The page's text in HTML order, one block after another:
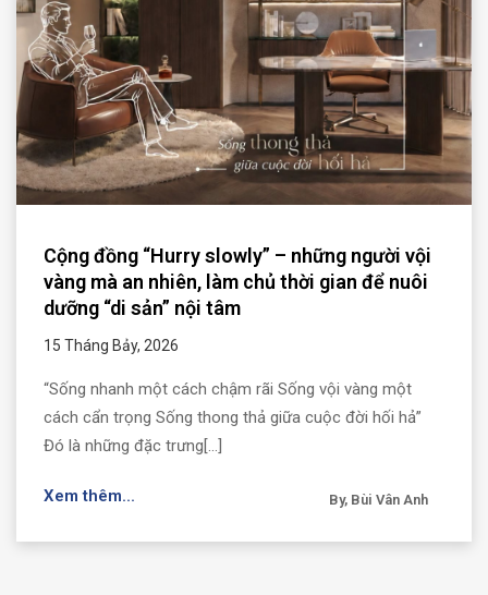
Cộng đồng “Hurry slowly” – những người vội
vàng mà an nhiên, làm chủ thời gian để nuôi
dưỡng “di sản” nội tâm
15 Tháng Bảy, 2026
“Sống nhanh một cách chậm rãi Sống vội vàng một
cách cẩn trọng Sống thong thả giữa cuộc đời hối hả”
Đó là những đặc trưng[...]
Xem thêm... By, Bùi Vân Anh